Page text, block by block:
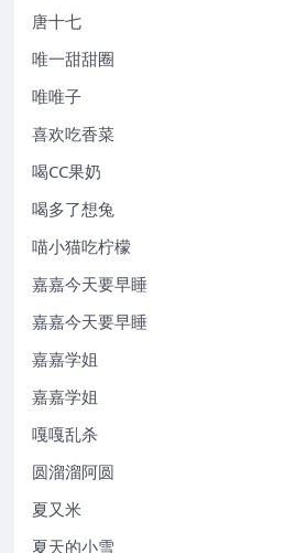
唐十七
唯一甜甜圈
唯唯子
喜欢吃香菜
喝CC果奶
喝多了想兔
喵小猫吃柠檬
嘉嘉今天要早睡
嘉嘉今天要早睡
嘉嘉学姐
嘉嘉学姐
嘎嘎乱杀
圆溜溜阿圆
夏又米
夏天的小雪